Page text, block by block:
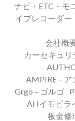
ナビ・ETC・モ
イブレコーダー
会社概
カーセキュ
AMPIRE – ア
Grgo – ゴルゴ
AHイモビラ
板金修